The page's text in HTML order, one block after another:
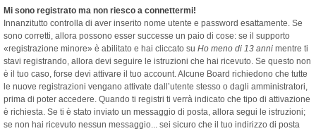
Mi sono registrato ma non riesco a connettermi!
Innanzitutto controlla di aver inserito nome utente e password esattamente. Se
sono corretti, allora possono esser successe un paio di cose: se il supporto
«registrazione minore» è abilitato e hai cliccato su Ho meno di 13 anni mentre ti
stavi registrando, allora devi seguire le istruzioni che hai ricevuto. Se questo non
è il tuo caso, forse devi attivare il tuo account. Alcune Board richiedono che tutte
le nuove registrazioni vengano attivate dall’utente stesso o dagli amministratori,
prima di poter accedere. Quando ti registri ti verrà indicato che tipo di attivazione
è richiesta. Se ti è stato inviato un messaggio di posta, allora segui le istruzioni;
se non hai ricevuto nessun messaggio... sei sicuro che il tuo indirizzo di posta